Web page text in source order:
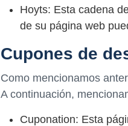
Hoyts: Esta cadena
de su página web
Cupones de
Como mencionamos
A continuación,
Cuponation: Esta